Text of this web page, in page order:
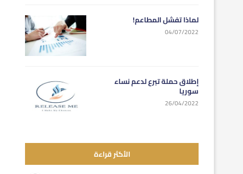
لماذا تفشل المطاعم!
04/07/2022
إطلاق حملة تبرع لدعم نساء
سوريا
26/04/2022
الأكثر قراءة